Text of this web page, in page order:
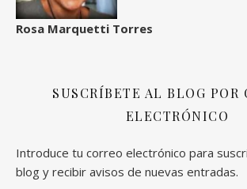
Rosa Marquetti Torres
SUSCRÍBETE AL BLOG POR
ELECTRÓNICO
Introduce tu correo electrónico para
blog y recibir avisos de nuevas entradas.